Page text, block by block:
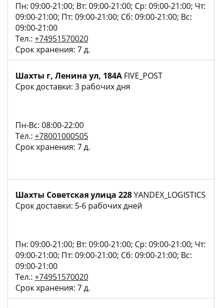
Пн: 09:00-21:00; Вт: 09:00-21:00; Ср: 09:00-21:00; Чт:
09:00-21:00; Пт: 09:00-21:00; Сб: 09:00-21:00; Вс:
09:00-21:00
Тел.: +74951570020
Срок хранения: 7 д.
Шахты г, Ленина ул, 184А FIVE_POST
Срок доставки: 3 рабочих дня
Пн-Вс: 08:00-22:00
Тел.: +78001000505
Срок хранения: 7 д.
Шахты Советская улица 228YANDEX_LOGISTICS
Срок доставки: 5-6 рабочих дней
Пн: 09:00-21:00; Вт: 09:00-21:00; Ср: 09:00-21:00; Чт:
09:00-21:00; Пт: 09:00-21:00; Сб: 09:00-21:00; Вс:
09:00-21:00
Тел.: +74951570020
Срок хранения: 7 д.